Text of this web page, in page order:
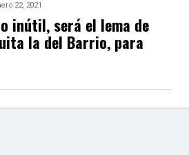
22, 2021
inútil, será el lema de
la del Barrio, para